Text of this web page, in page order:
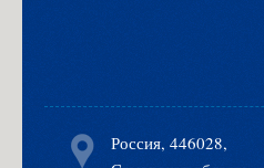
Россия, 446028,